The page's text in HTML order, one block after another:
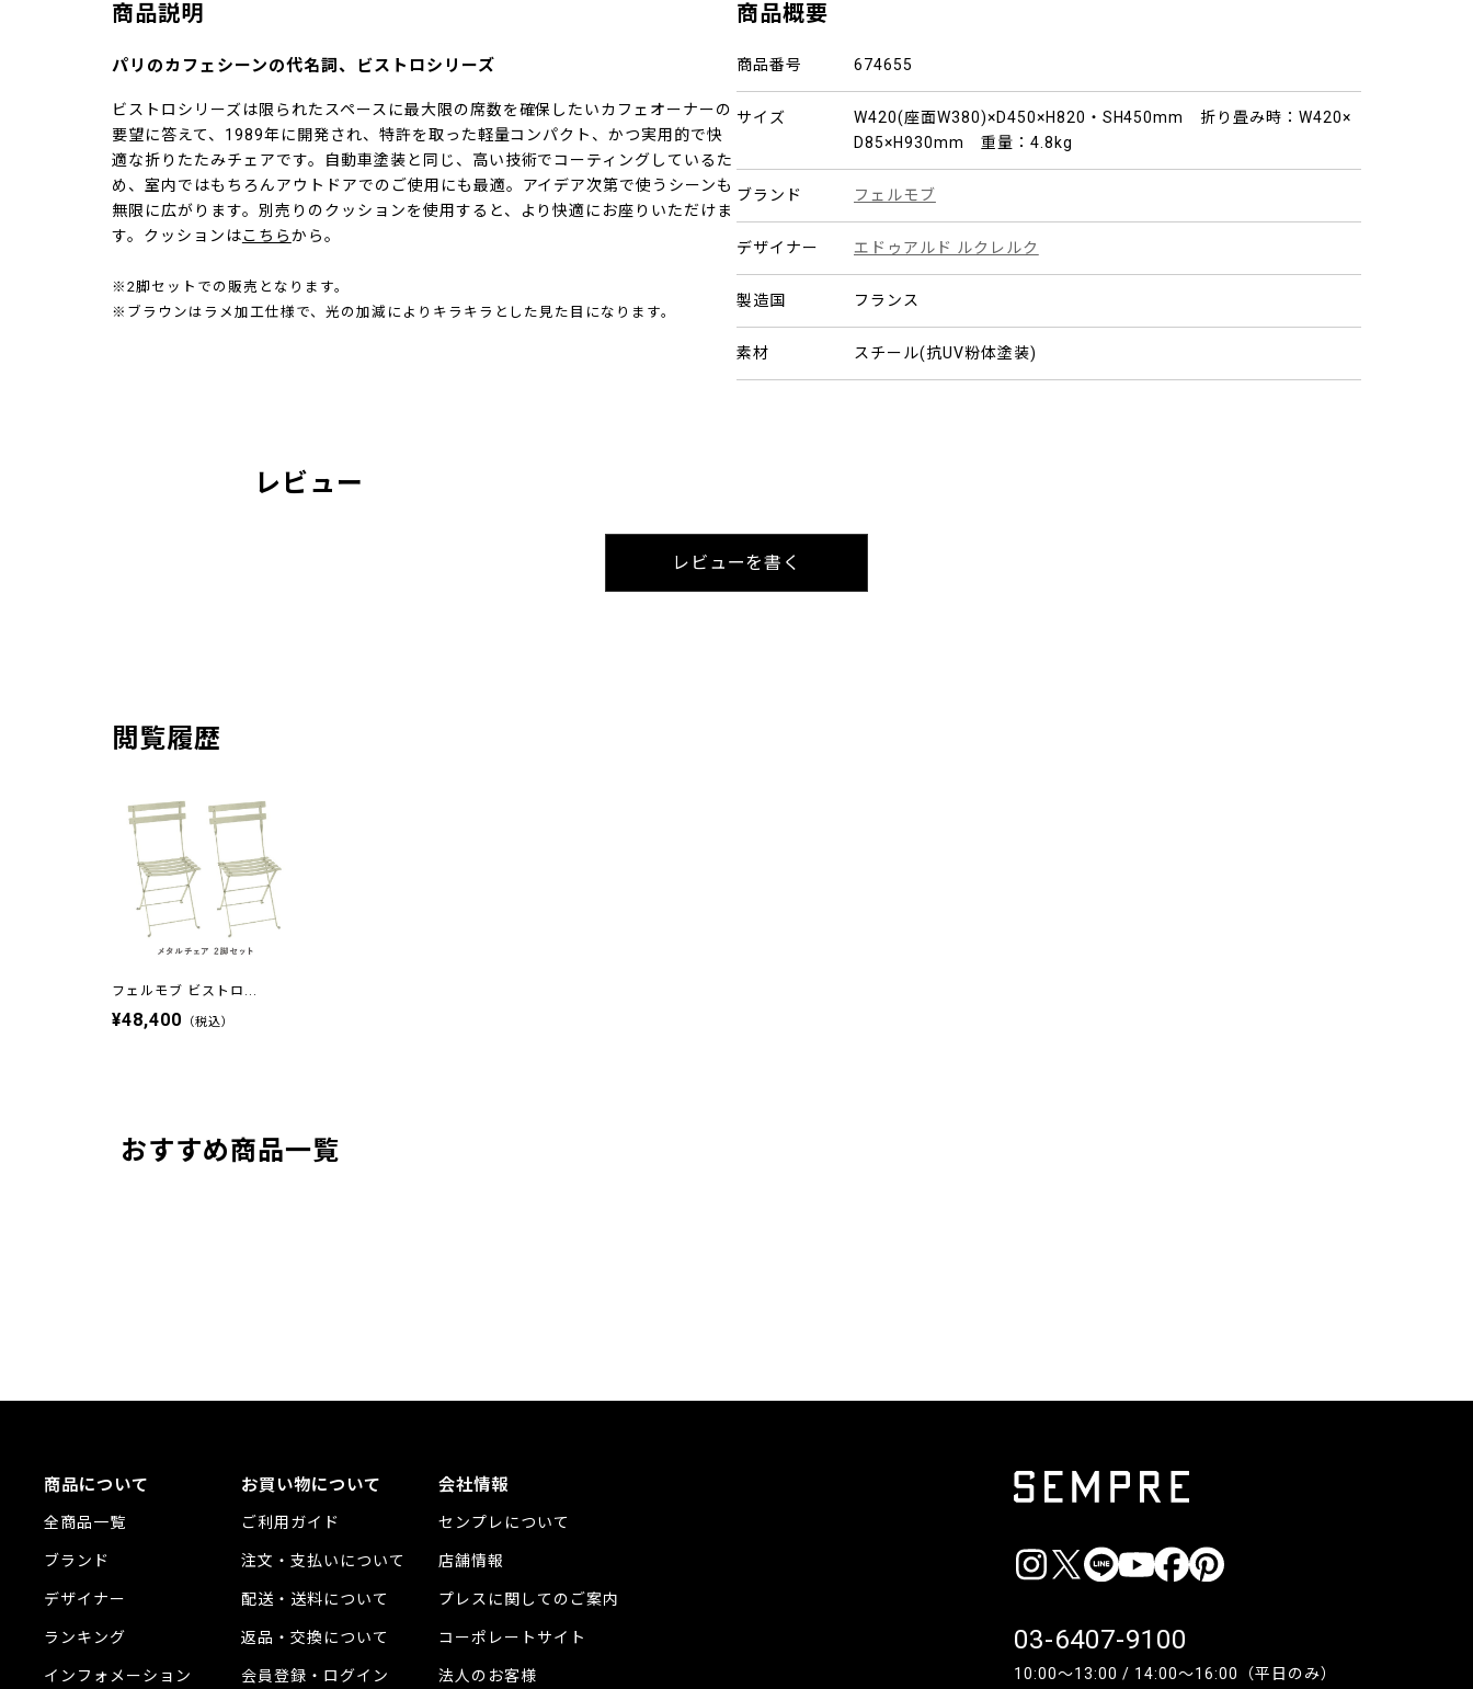
商品説明
パリのカフェシーンの代名詞、ビストロシリーズ
ビストロシリーズは限られたスペースに最大限の席数を確保したいカフェオーナーの
要望に答えて、1989年に開発され、特許を取った軽量コンパクト、かつ実用的で快
適な折りたたみチェアです。自動車塗装と同じ、高い技術でコーティングしているた
め、室内ではもちろんアウトドアでのご使用にも最適。アイデア次第で使うシーンも
無限に広がります。別売りのクッションを使用すると、より快適にお座りいただけま
す。クッションはこちらから。
※2脚セットでの販売となります。
※ブラウンはラメ加工仕様で、光の加減によりキラキラとした見た目になります。
商品概要
商品番号 674655
サイズ
W420(座面W380)×D450×H820・SH450mm 折り畳み時：W420×
D85×H930mm 重量：4.8kg
ブランド フェルモブ
デザイナー エドゥアルド ルクレルク
製造国 フランス
素材 スチール(抗UV粉体塗装)
レビュー
レビューを書く
閲覧履歴
フェルモブ ビストロ...
¥48,400 （税込）
おすすめ商品一覧
商品について
全商品一覧
ブランド
デザイナー
ランキング
インフォメーション
お買い物について
ご利用ガイド
注文・支払いについて
配送・送料について
返品・交換について
会員登録・ログイン
会社情報
センプレについて
店舗情報
プレスに関してのご案内
コーポレートサイト
法人のお客様
03-6407-9100
10:00〜13:00 / 14:00〜16:00（平日のみ）